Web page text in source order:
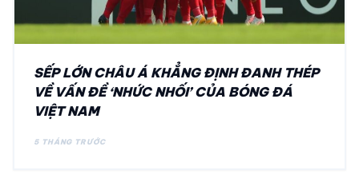
SẾP LỚN CHÂU Á KHẲNG ĐỊNH ĐANH THÉP
VỀ VẤN ĐỀ ‘NHỨC NHỐI’ CỦA BÓNG ĐÁ
VIỆT NAM
5 THÁNG TRƯỚC